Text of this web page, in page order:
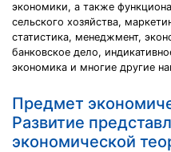
экономики, а также
сельского хозяйства,
статистика, менеджмент,
банковское дело,
экономика и многие другие
Предмет
Развитие
экономической